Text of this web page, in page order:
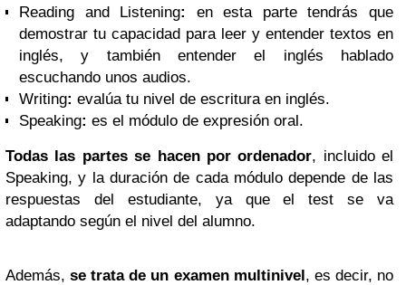
Reading and Listening: en esta parte tendrás que
demostrar tu capacidad para leer y entender textos en
inglés, y también entender el inglés hablado
escuchando unos audios.
Writing: evalúa tu nivel de escritura en inglés.
Speaking: es el módulo de expresión oral.
Todas las partes se hacen por ordenador, incluido el
Speaking, y la duración de cada módulo depende de las
respuestas del estudiante, ya que el test se va
adaptando según el nivel del alumno.
Además,se trata de un examen multinivel, es decir, no